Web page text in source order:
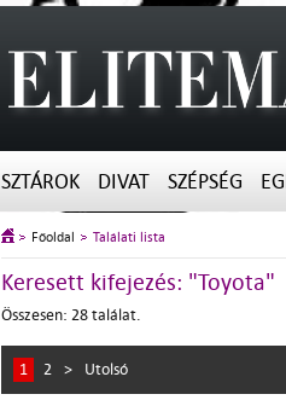
SZTÁROK DIVAT SZÉPSÉG
Főoldal Találati lista
Keresett kifejezés: "Toyota"
Összesen: 28 találat.
1 2 > Utolsó